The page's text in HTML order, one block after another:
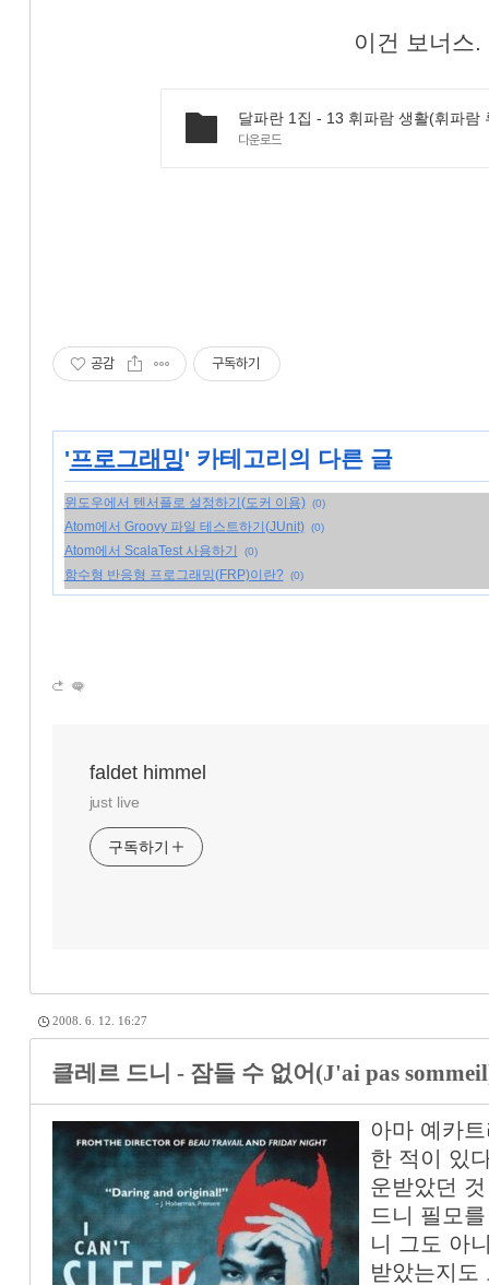
이건 보너스.
다운로드
공감 구독하기
'프로그래밍' 카테고리의 다른 글
윈도우에서 텐서플로 설정하기(도커 이용) (0)
Atom에서 Groovy 파일 테스트하기(JUnit) (0)
Atom에서 ScalaTest 사용하기 (0)
함수형 반응형 프로그래밍(FRP)이란? (0)
faldet himmel
just live
구독하기
2008. 6. 12. 16:27
클레르 드니 - 잠들 수 없어(J'ai pas
아마 예카
한 적이 있
운받았던
드니 필모
니 그도 아
받았는지도